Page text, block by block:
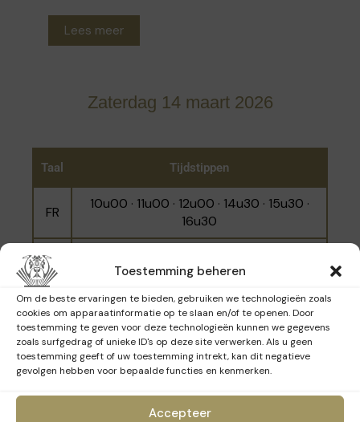
Toestemming beheren
Om de beste ervaringen te bieden, gebruiken we technologieën zoals
cookies om apparaatinformatie op te slaan en/of te openen. Door
toestemming te geven voor deze technologieën kunnen we gegevens
zoals surfgedrag of unieke ID's op deze site verwerken. Als u geen
toestemming geeft of uw toestemming intrekt, kan dit negatieve
gevolgen hebben voor bepaalde functies en kenmerken.
Accepteer
hij uitvoerde met zijn zoon Maxime. In de
prestigieuze art-decowijk Meir in Anderlecht
opdrachtgever terug. De gevel in baksteen valt
op door zijn fraaie ijzersmeedwerk, glas-in-
enigszins modernistisch aandoet. Het bezoek
leidt langs de inkomhal, de trappenhal, de
overloop op de eerste verdieping en een
balkon aan de achtergevel. De woning werd
grondig gerestaureerd door de
gepassioneerde eigenaars, die de
overgebleven originele interieurelementen
hebben aangevuld met reconstructies in de
geest van het originele ontwerp.
Lees meer
Zaterdag 14 maart 2026
Taal Tijdstippen
FR
10u00 · 11u00 · 12u00 · 14u30 · 15u30 ·
16u30
NL
EN 11u30 · 15u00 · 17u00
Zondag 15 maart 2026